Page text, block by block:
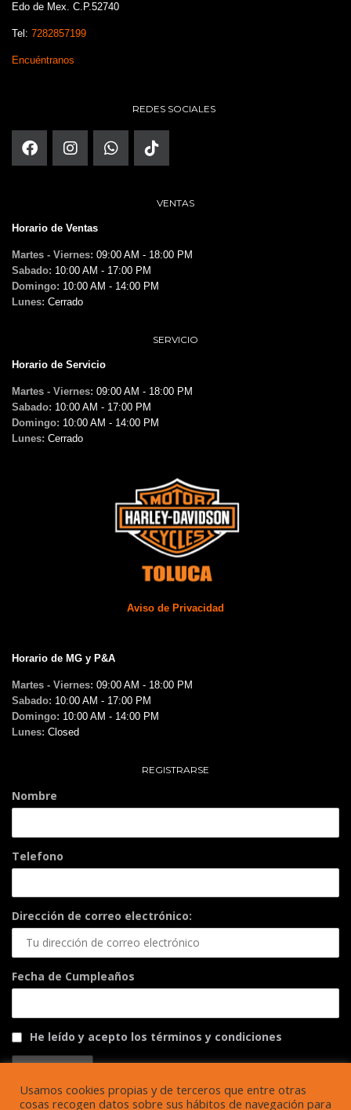
Edo de Mex. C.P.52740
Tel: 7282857199
Encuéntranos
REDES SOCIALES
VENTAS
Horario de Ventas
Martes - Viernes: 09:00 AM - 18:00 PM
Sabado: 10:00 AM - 17:00 PM
Domingo: 10:00 AM - 14:00 PM
Lunes: Cerrado
SERVICIO
Horario de Servicio
Martes - Viernes: 09:00 AM - 18:00 PM
Sabado: 10:00 AM - 17:00 PM
Domingo: 10:00 AM - 14:00 PM
Lunes: Cerrado
Aviso de Privacidad
Horario de MG y P&A
Martes - Viernes: 09:00 AM - 18:00 PM
Sabado: 10:00 AM - 17:00 PM
Domingo: 10:00 AM - 14:00 PM
Lunes: Closed
REGISTRARSE
Nombre
Telefono
Dirección de correo electrónico:
Fecha de Cumpleaños
He leído y acepto los términos y condiciones
Usamos cookies propias y de terceros que entre otras
cosas recogen datos sobre sus hábitos de navegación para